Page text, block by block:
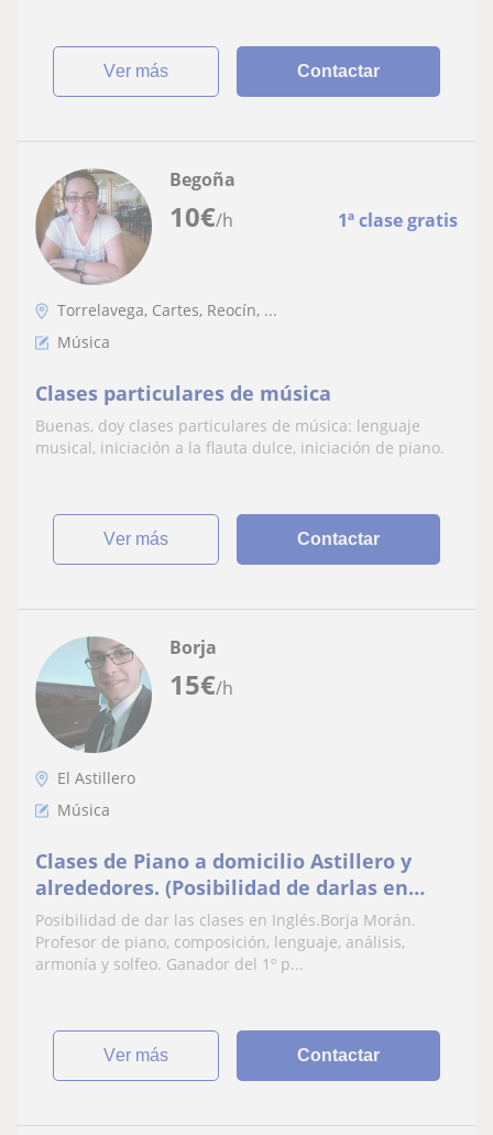
ver más Contactar
10€/h 1ª clase gratis
Begoña
Torrelavega, Cartes, Reocín, ...
Música
Clases particulares de música
Buenas, doy clases particulares de música: lenguaje
musical, iniciación a la flauta dulce, iniciación de piano.
ver más Contactar
15€/h
Borja
El Astillero
Música
Clases de Piano a domicilio Astillero y
alrededores. (Posibilidad de darlas en
Inglés)
Posibilidad de dar las clases en Inglés.Borja Morán.
Profesor de piano, composición, lenguaje, análisis,
armonía y solfeo. Ganador del 1º p...
ver más Contactar